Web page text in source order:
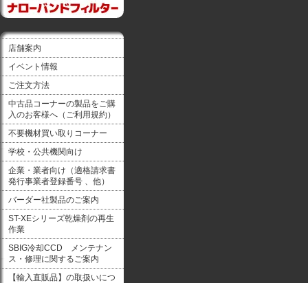
店舗案内
イベント情報
ご注文方法
中古品コーナーの製品をご購
入のお客様へ（ご利用規約）
不要機材買い取りコーナー
学校・公共機関向け
企業・業者向け（適格請求書
発行事業者登録番号 、他）
バーダー社製品のご案内
ST-XEシリーズ乾燥剤の再生
作業
SBIG冷却CCD メンテナン
ス・修理に関するご案内
【輸入直販品】の取扱いにつ